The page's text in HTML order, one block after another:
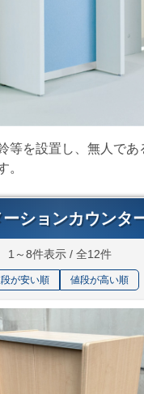
等を設置し、無人であ
。
ションカウンタ
1～8件表示 / 全12件
が安い順 値段が高い順